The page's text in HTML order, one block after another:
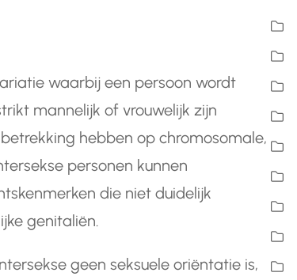
waarbij een persoon wordt
mannelijk of vrouwelijk zijn
hebben op chromosomale,
personen kunnen
die niet duidelijk
genitaliën.
geen seksuele oriëntatie is,